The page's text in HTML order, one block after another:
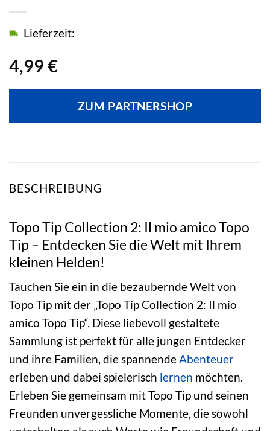
4,99 €
Lieferzeit:
ZUM PARTNERSHOP
BESCHREIBUNG
Topo Tip Collection 2: Il mio amico Topo
Tip – Entdecken Sie die Welt mit Ihrem
kleinen Helden!
Tauchen Sie ein in die bezaubernde Welt von
Topo Tip mit der „Topo Tip Collection 2: Il mio
amico Topo Tip“. Diese liebevoll gestaltete
Sammlung ist perfekt für alle jungen Entdecker
und ihre Familien, die spannendeAbenteuer
erleben und dabei spielerisch lernen möchten.
Erleben Sie gemeinsam mit Topo Tip und seinen
Freunden unvergessliche Momente, die sowohl